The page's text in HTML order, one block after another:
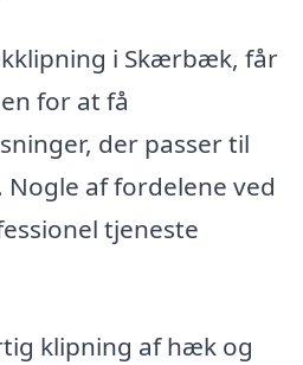
i Skærbæk, får
for at få
der passer til
af fordelene ved
tjeneste
klipning af hæk og